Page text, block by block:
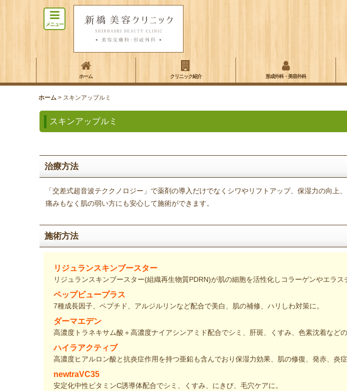
メニュー
ホーム クリニック紹介 形成外科・美容外科
ホーム > スキンアップルミ
スキンアップルミ
治療方法
「交差式超音波テククノロジー」で薬剤の導入だけでなくシワやリフトアップ、保湿力の向上
痛みもなく肌の弱い方にも安心して施術ができます。
施術方法
リジュランスキンブースター
リジュランスキンブースター(組織再生物質PDRN)が肌の細胞を活性化しコラーゲンやエラ
ペップビュープラス
7種成長因子、ペプチド、アルジルリンなど配合で美白、肌の補修、ハリしわ対策に。
ダーマエデン
高濃度トラネキサム酸＋高濃度ナイアシンアミド配合でシミ、肝斑、くすみ、色素沈着などの
ハイラアクティブ
高濃度ヒアルロン酸と抗炎症作用を持つ亜鉛も含んでおり保湿力効果、肌の修復、発赤、炎症
newtraVC35
安定化中性ビタミンC誘導体配合でシミ、くすみ、にきび、毛穴ケアに。